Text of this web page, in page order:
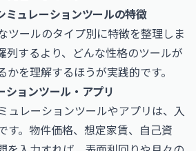
ミュレーションツールの特徴
ツールのタイプ別に特徴を整理しま
列するより、どんな性格のツールが
かを理解するほうが実践的です。
ョンツール・アプリ
ュレーションツールやアプリは、入
す。物件価格、想定家賃、自己資